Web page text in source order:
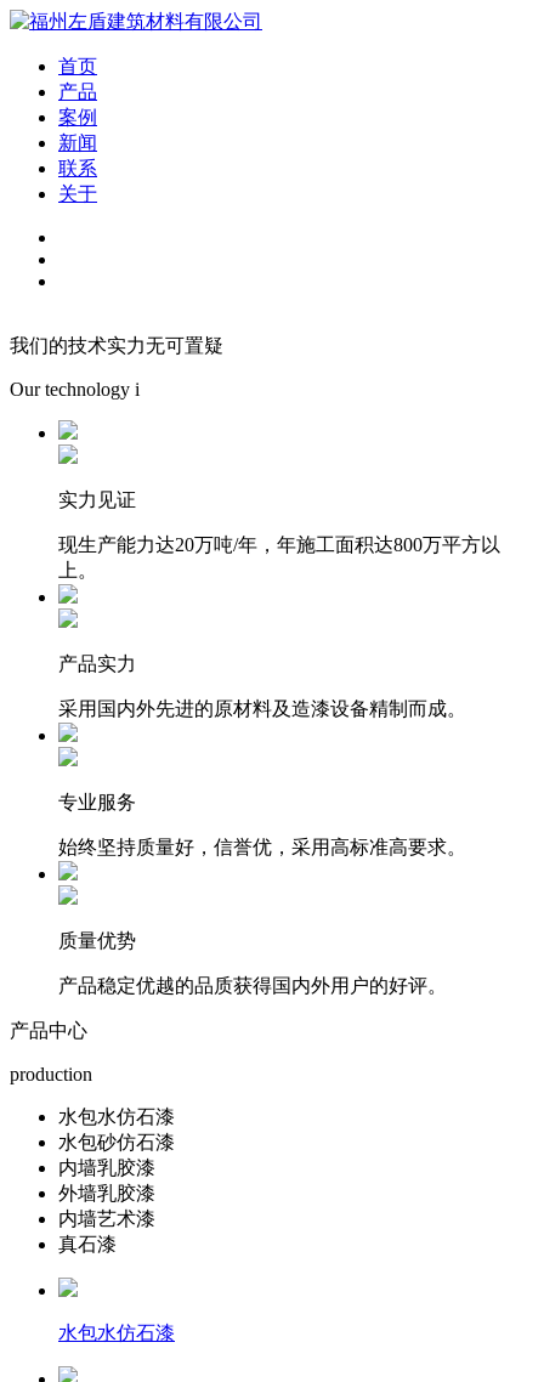
首页
产品
案例
新闻
联系
关于
我们的技术实力无可置疑
Our technology i
实力见证
现生产能力达20万吨/年，年施工面积达800万平方以
上。
产品实力
采用国内外先进的原材料及造漆设备精制而成。
专业服务
始终坚持质量好，信誉优，采用高标准高要求。
质量优势
产品稳定优越的品质获得国内外用户的好评。
产品中心
production
水包水仿石漆
水包砂仿石漆
内墙乳胶漆
外墙乳胶漆
内墙艺术漆
真石漆
水包水仿石漆